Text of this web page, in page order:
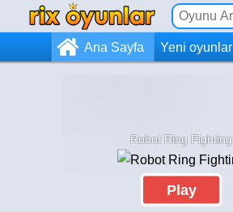
Ana Sayfa Yeni oyunlar
Robot Ring Fighting
Play